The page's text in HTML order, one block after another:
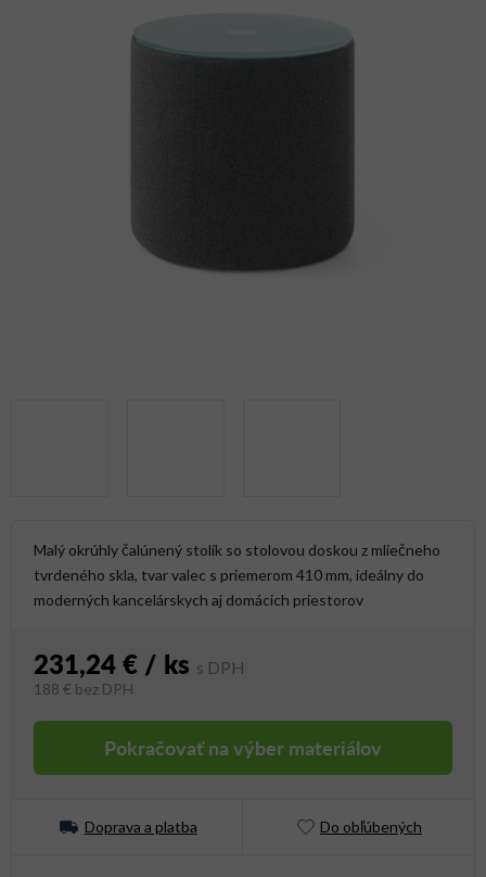
Malý okrúhly čalúnený stolík so stolovou doskou z mliečneho
tvrdeného skla, tvar valec s priemerom 410 mm, ideálny do
moderných kancelárskych aj domácich priestorov
231,24 € / ks
188 € bez DPH
Pokračovať na výber materiálov
Doprava a platba Do obľúbených